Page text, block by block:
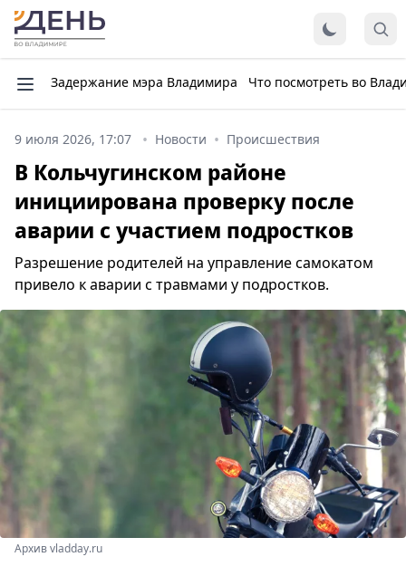
Задержание мэра Владимира Что посмотреть во
9 июля 2026, 17:07 Новости Происшествия
В Кольчугинском районе
инициирована проверку после
аварии с участием подростков
Разрешение родителей на управление самокатом
привело к аварии с травмами у подростков.
Архив vladday.ru